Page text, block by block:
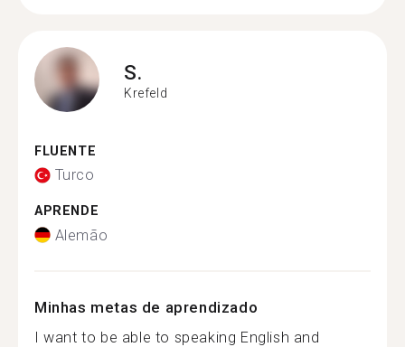
S.
Krefeld
FLUENTE
Turco
APRENDE
Alemão
Minhas metas de aprendizado
I want to be able to speaking English and